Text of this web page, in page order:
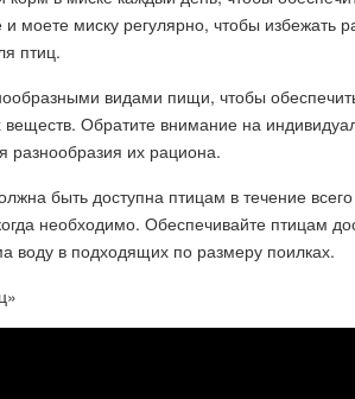
моете миску регулярно, чтобы избежать
птиц.
видами пищи, чтобы
Обратите внимание на
разнообразия их рациона.
быть доступна птицам в течение
необходимо. Обеспечивайте птицам
воду в подходящих по размеру поилках.